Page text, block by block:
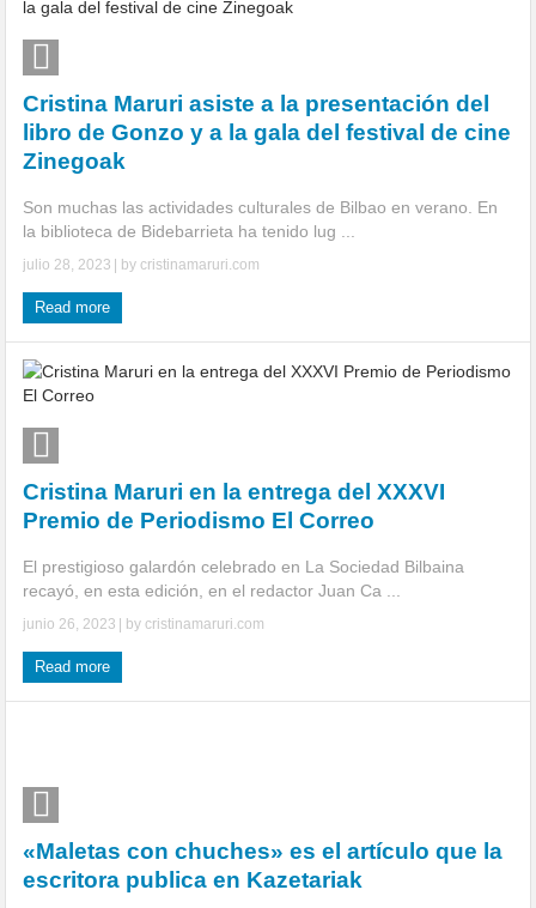
Cristina Maruri asiste a la presentación del
libro de Gonzo y a la gala del festival de cine
Zinegoak
Son muchas las actividades culturales de Bilbao en verano. En
la biblioteca de Bidebarrieta ha tenido lug ...
julio 28, 2023 | bycristinamaruri.com
Read more
Cristina Maruri en la entrega del XXXVI
Premio de Periodismo El Correo
El prestigioso galardón celebrado en La Sociedad Bilbaina
recayó, en esta edición, en el redactor Juan Ca ...
junio 26, 2023 | bycristinamaruri.com
Read more
«Maletas con chuches» es el artículo que la
escritora publica en Kazetariak